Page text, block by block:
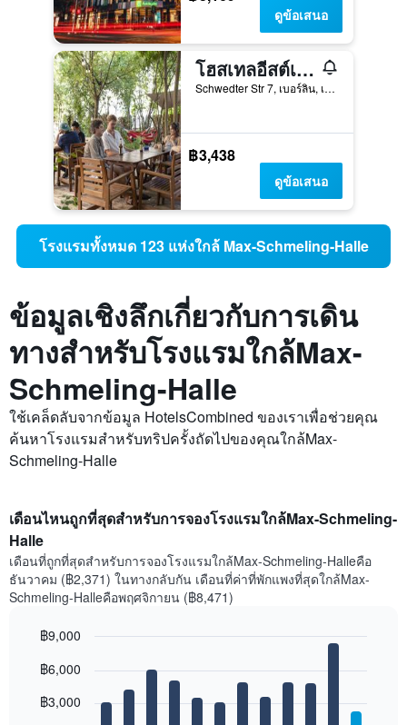
ดูข้อเสนอ
โฮสเทลอีสต์เซเว่น เบอร์ลิน
Schwedter Str 7, เบอร์ลิน, เยอรมนี
฿3,438
ดูข้อเสนอ
โรงแรมทั้งหมด 123 แห่งใกล้ Max-Schmeling-Halle
ข้อมูลเชิงลึกเกี่ยวกับการเดิน
ทางสำหรับโรงแรมใกล้Max-
Schmeling-Halle
ใช้เคล็ดลับจากข้อมูล HotelsCombined ของเราเพื่อช่วยคุณ
ค้นหาโรงแรมสำหรับทริปครั้งถัดไปของคุณใกล้Max-
Schmeling-Halle
เดือนไหนถูกที่สุดสำหรับการจองโรงแรมใกล้Max-Schmeling-
Halle
เดือนที่ถูกที่สุดสำหรับการจองโรงแรมใกล้Max-Schmeling-Halleคือ
ธันวาคม (฿2,371) ในทางกลับกัน เดือนที่ค่าที่พักแพงที่สุดใกล้Max-
Schmeling-Halleคือพฤศจิกายน (฿8,471)
chart
12
bars.
graphic.
฿3,000
฿6,000
฿9,000